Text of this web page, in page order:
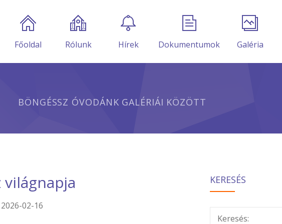
Főoldal Rólunk Hírek Dokumentumok Galéria
BÖNGÉSSZ ÓVODÁNK GALÉRIÁI KÖZÖTT
világnapja
2026-02-16
KERESÉS
Keresés: